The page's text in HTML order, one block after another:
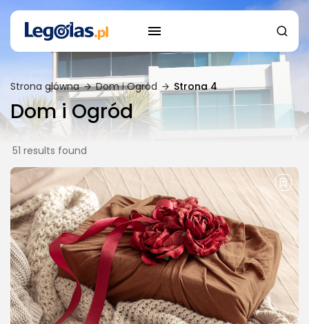
Strona główna Dom i Ogród Strona 4
Dom i Ogród
51 results found